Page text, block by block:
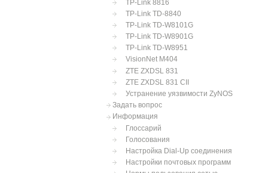
TP-Link 8816
TP-Link TD-8840
TP-Link TD-W8101G
TP-Link TD-W8901G
TP-Link TD-W8951
VisionNet M404
ZTE ZXDSL 831
ZTE ZXDSL 831 CII
Устранение уязвимости ZyNOS
Задать вопрос
Информация
Глоссарий
Голосования
Настройка Dial-Up соединения
Настройки почтовых программ